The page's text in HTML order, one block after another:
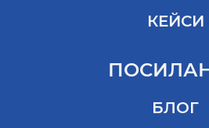
КЕЙСИ
БЛОГ